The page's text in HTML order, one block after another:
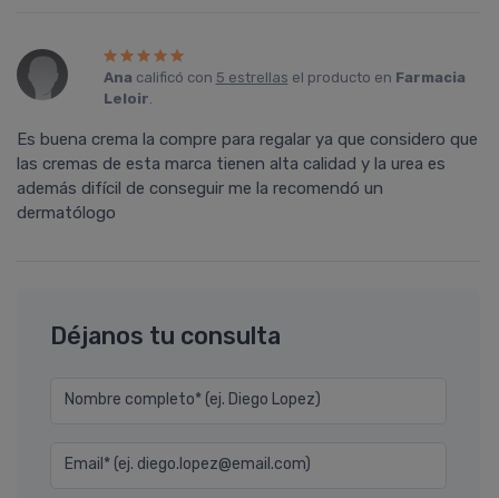
Ana calificó con 5 estrellas el producto en Farmacia
Leloir.
Es buena crema la compre para regalar ya que considero que
las cremas de esta marca tienen alta calidad y la urea es
además difícil de conseguir me la recomendó un
dermatólogo
Déjanos tu consulta
Nombre completo* (ej. Diego Lopez)
Email* (ej. diego.lopez@email.com)